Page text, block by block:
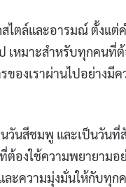
ตล์และอารมณ์ ตั้งแต่
เหมาะสำหรับทุกคนที่
องเราผ่านไปอย่างมี
นวันสีชมพู และเป็นวัน
องใช้ความพยายามอ
ละความมุ่งมั่นให้กับทุก